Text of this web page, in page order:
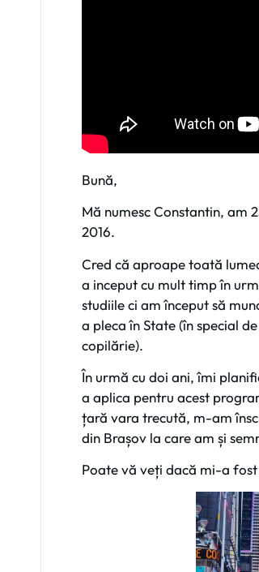
Bună,
Mă numesc Constantin, am
2016.
Cred că aproape toată
a inceput cu mult timp în
studiile ci am început să
a pleca în State (în special
copilărie).
În urmă cu doi ani, îmi
a aplica pentru acest
țară vara trecută, m-am
din Brașov la care am și
Poate vă veți dacă mi-a